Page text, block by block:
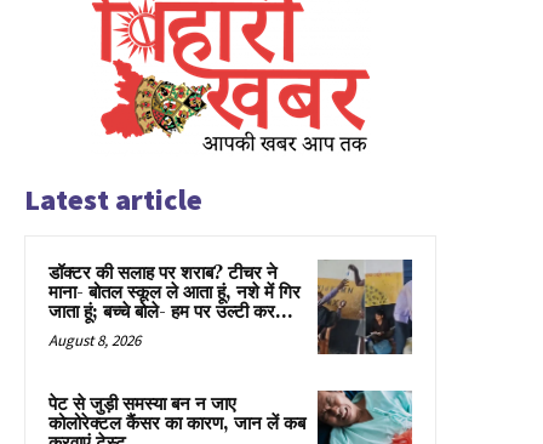
Latest article
डॉक्टर की सलाह पर शराब? टीचर ने
माना- बोतल स्कूल ले आता हूं, नशे में गिर
जाता हूं; बच्चे बोले- हम पर उल्टी कर...
August 8, 2026
पेट से जुड़ी समस्या बन न जाए
कोलोरेक्टल कैंसर का कारण, जान लें कब